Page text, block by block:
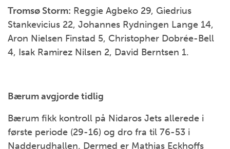
Tromsø Storm: Reggie Agbeko 29, Giedrius
Stankevicius 22, Johannes Rydningen Lange 14,
Aron Nielsen Finstad 5, Christopher Dobrée-Bell
4, Isak Ramirez Nilsen 2, David Berntsen 1.
Bærum avgjorde tidlig
Bærum fikk kontroll på Nidaros Jets allerede i
første periode (29-16) og dro fra til 76-53 i
Nadderudhallen. Dermed er Mathias Eckhoffs